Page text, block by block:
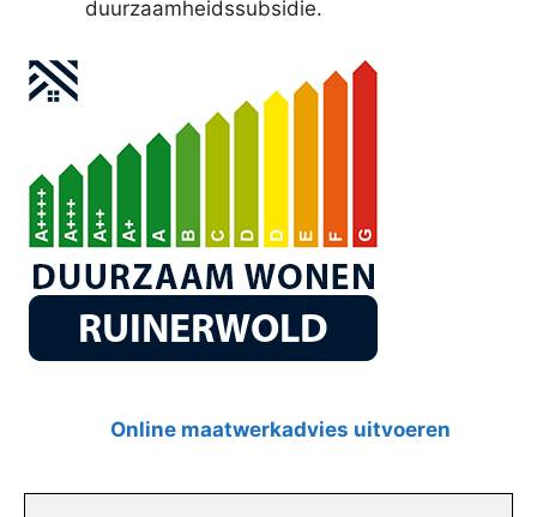
duurzaamheidssubsidie.
Online maatwerkadvies uitvoeren